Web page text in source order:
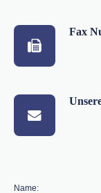
Fax
Name: